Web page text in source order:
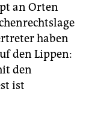
an Orten
haben
den Lippen:
den
ist